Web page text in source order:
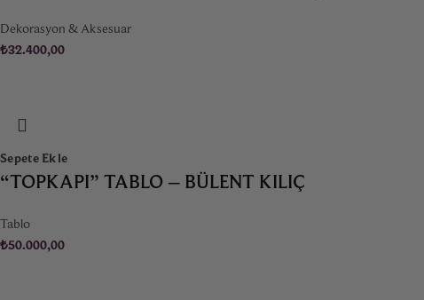
Dekorasyon & Aksesuar
₺32.400,00
Sepete Ekle
“TOPKAPI” TABLO – BÜLENT KILIÇ
Tablo
₺50.000,00